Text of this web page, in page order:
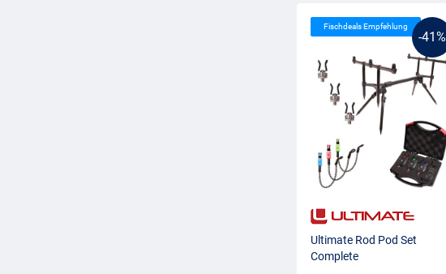
-41%
Fischdeals Empfehlung
Ultimate Rod Pod Set
Complete